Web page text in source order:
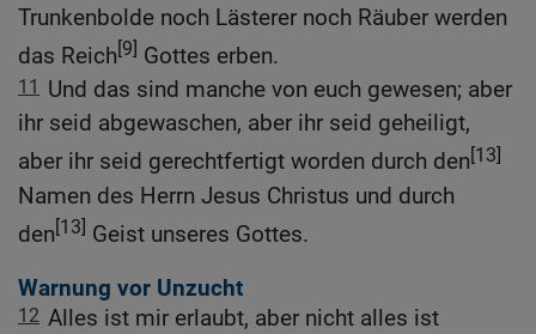
Trunkenbolde noch Lästerer noch Räuber werden
das Reich[9] Gottes erben.
11
Und das sind manche von euch gewesen; aber
ihr seid abgewaschen, aber ihr seid geheiligt,
aber ihr seid gerechtfertigt worden durch den[13]
Namen des Herrn Jesus Christus und durch
den[13] Geist unseres Gottes.
Warnung vor Unzucht
12 Alles ist mir erlaubt, aber nicht alles ist